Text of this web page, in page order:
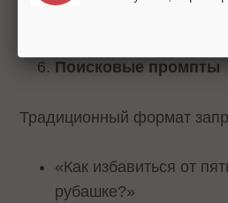
Поисковые промпты
Традиционный формат
«Как избавиться от
рубашке?»